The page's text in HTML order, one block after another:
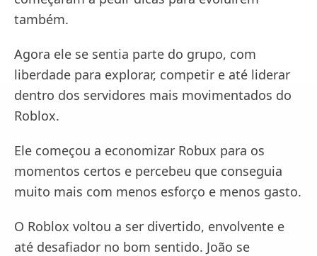
também.
Agora ele se sentia parte do grupo, com
liberdade para explorar, competir e até liderar
dentro dos servidores mais movimentados do
Roblox.
Ele começou a economizar Robux para os
momentos certos e percebeu que conseguia
muito mais com menos esforço e menos gasto.
O Roblox voltou a ser divertido, envolvente e
até desafiador no bom sentido. João se